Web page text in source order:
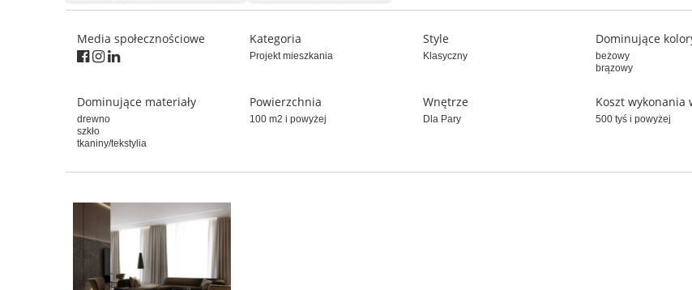
Media społecznościowe Kategoria
Projekt mieszkania
Style
Klasyczny
Dominujące
beżowy
brązowy
Dominujące materiały
drewno
szkło
tkaniny/tekstylia
Powierzchnia
100 m2 i powyżej
Wnętrze
Dla Pary
Koszt wykonania
500 tyś i powyżej